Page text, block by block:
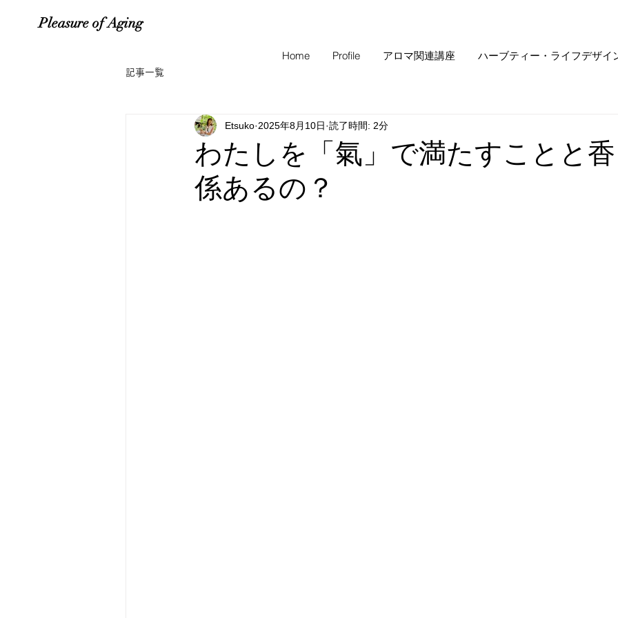
Pleasure of Aging
Home Profile アロマ関連講座 ハーブティー・ライフデザイ
記事一覧
わたしを「氣」で満たすことと
係あるの？
Etsuko 2025年8月10日 読了時間: 2分